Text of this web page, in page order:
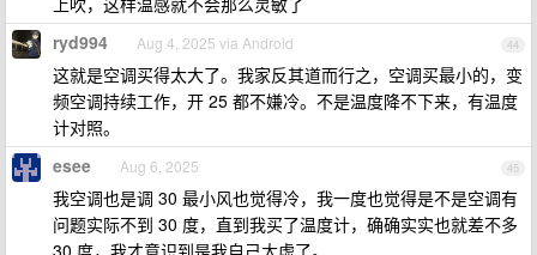
44
ryd994 Aug 4, 2025 via Android
这就是空调买得太大了。我家反其道而行之，空调买最小的，变
频空调持续工作，开 25 都不嫌冷。不是温度降不下来，有温度
计对照。
45
esee Aug 6, 2025
我空调也是调 30 最小风也觉得冷，我一度也觉得是不是空调有
问题实际不到 30 度，直到我买了温度计，确确实实也就差不多
30 度，我才意识到是我自己太虚了。